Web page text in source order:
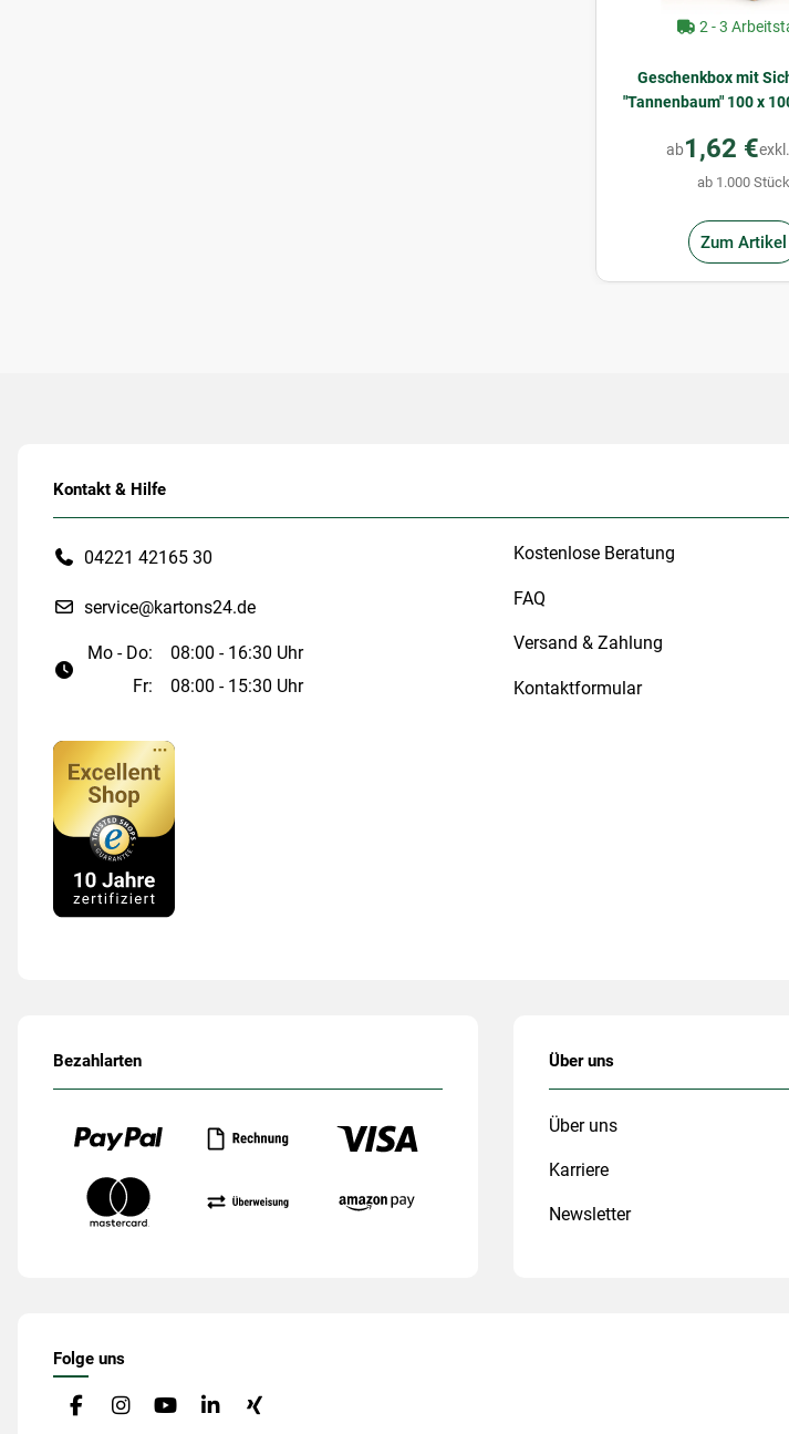
2 - 3
Geschenkbox mit
"Tannenbaum" 100 x
ab1,62 €
ab 1.000 Stück
Zum Artikel
Kontakt & Hilfe
04221 42165 30
service@kartons24.de
Mo - Do:
08:00 - 16:30 Uhr
Fr:
08:00 - 15:30 Uhr
Kostenlose Beratung
FAQ
Versand & Zahlung
Kontaktformular
Bezahlarten Über uns
Über uns
Karriere
Newsletter
Folge uns